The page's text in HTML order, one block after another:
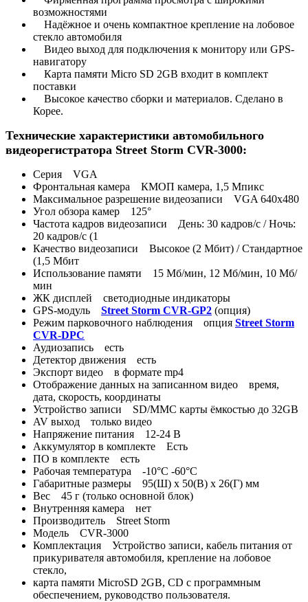
возможностями
Надёжное и очень компактное крепление на лобовое
стекло автомобиля
Видео выход для подключения к монитору или GPS-
навигатору
Карта памяти Micro SD 2GB входит в комплект
поставки
Высокое качество сборки и материалов. Сделано в
Корее.
Технические характеристики автомобильного
видеорегистратора Street Storm CVR-3000:
Серия VGA
Фронтальная камера КМОП камера, 1,5 Мпикс
Максимальное разрешение видеозаписи VGA 640х480
Угол обзора камер 125°
Частота кадров видеозаписи День: 30 кадров/с / Ночь:
20 кадров/с (1
Качество видеозаписи Высокое (2 Мбит) / Стандартное
(1,5 Мбит
Использование памяти 15 Мб/мин, 12 Мб/мин, 10 Мб/
мин
ЖК дисплей светодиодные индикаторы
GPS-модуль Street Storm CVR-GP2 (опция)
Режим парковочного наблюдения опция Street Storm
CVR-DPC
Аудиозапись есть
Детектор движения есть
Экспорт видео в формате mp4
Отображение данных на записанном видео время,
дата, скорость, координаты
Устройство записи SD/MMC карты ёмкостью до 32GB
AV выход только видео
Напряжение питания 12-24 В
Аккумулятор в комплекте Есть
ПО в комплекте есть
Рабочая температура -10°C -60°C
Габаритные размеры 95(Ш) x 50(В) x 26(Г) мм
Вес 45 г (только основной блок)
Внутренняя камера нет
Производитель Street Storm
Модель CVR-3000
Комплектация Устройство записи, кабель питания от
прикуривателя автомобиля, крепление на лобовое
стекло,
карта памяти MicroSD 2GB, CD с программным
обеспечением, руководство пользователя.